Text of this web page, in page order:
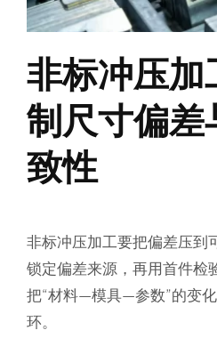
非标冲压加
制尺寸偏差
致性
非标冲压加工要把偏差压到
锁定偏差来源，再用首件检
把“材料—模具—参数”的变
环。